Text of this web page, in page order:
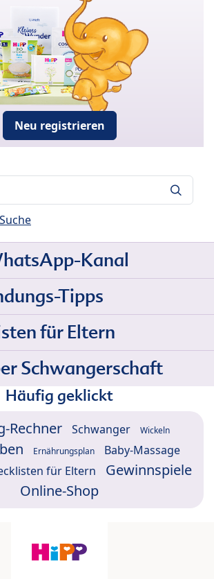
Neu registrieren
Kanal
Tipps
für Eltern
Schwangerschaft
Häufig geklickt
Rechner Schwanger Wickeln
Ernährungsplan Baby-Massage
für Eltern
Gewinnspiele
Online-Shop